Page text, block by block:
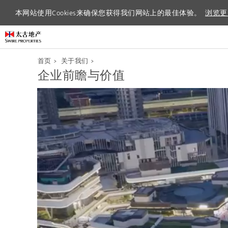
本网站使用Cookies来确保您获得我们网站上的最佳体验。 浏览
本网站使用Cookies来确保您获得我们网站上的最佳体验。 浏览
首页 > 关于我们 >
企业前瞻与价值